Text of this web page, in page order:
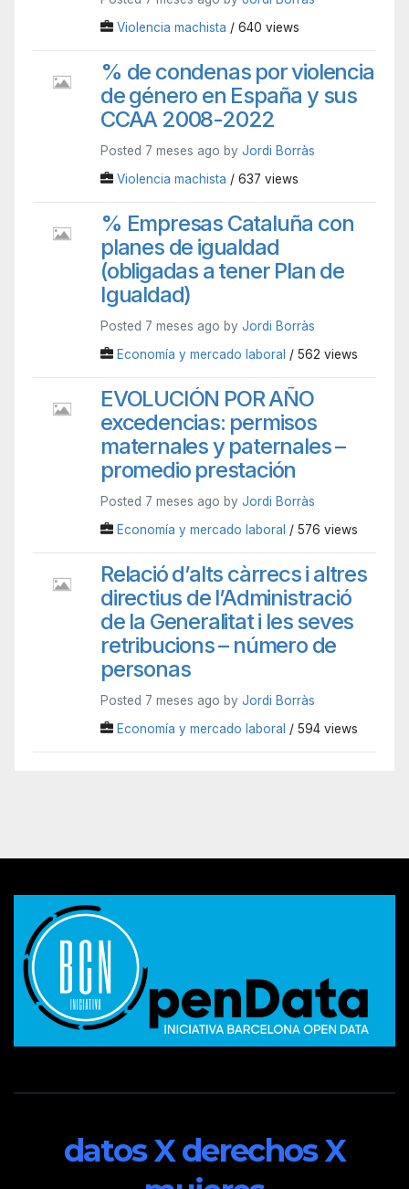
Violencia machista / 640 views
% de condenas por violencia
de género en España y sus
CCAA 2008-2022
Posted 7 meses ago by Jordi Borràs
Violencia machista / 637 views
% Empresas Cataluña con
planes de igualdad
(obligadas a tener Plan de
Igualdad)
Posted 7 meses ago by Jordi Borràs
Economía y mercado laboral / 562 views
EVOLUCIÓN POR AÑO
excedencias: permisos
maternales y paternales –
promedio prestación
Posted 7 meses ago by Jordi Borràs
Economía y mercado laboral / 576 views
Relació d’alts càrrecs i altres
directius de l’Administració
de la Generalitat i les seves
retribucions – número de
personas
Posted 7 meses ago by Jordi Borràs
Economía y mercado laboral / 594 views
datos X derechos X